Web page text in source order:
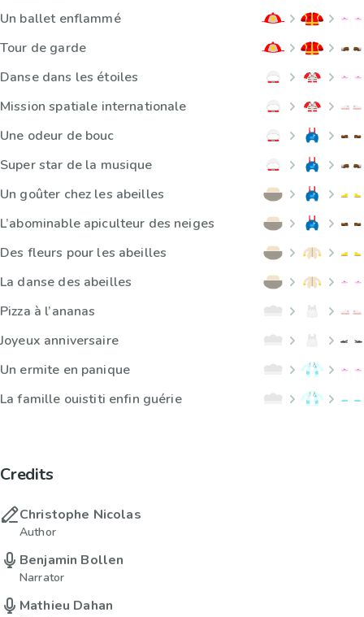
Un ballet enflammé
Tour de garde
Danse dans les étoiles
Mission spatiale internationale
Une odeur de bouc
Super star de la musique
Un goûter chez les abeilles
L’abominable apiculteur des neiges
Des fleurs pour les abeilles
La danse des abeilles
Pizza à l’ananas
Joyeux anniversaire
Un ermite en panique
La famille ouistiti enfin guérie
Credits
Christophe Nicolas
Author
Benjamin Bollen
Narrator
Mathieu Dahan